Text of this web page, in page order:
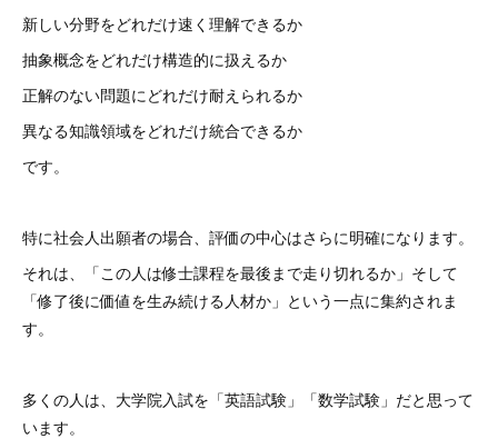
新しい分野をどれだけ速く理解できるか
抽象概念をどれだけ構造的に扱えるか
正解のない問題にどれだけ耐えられるか
異なる知識領域をどれだけ統合できるか
です。
特に社会人出願者の場合、評価の中心はさらに明確になります。
それは、「この人は修士課程を最後まで走り切れるか」そして
「修了後に価値を生み続ける人材か」という一点に集約されま
す。
多くの人は、大学院入試を「英語試験」「数学試験」だと思って
います。